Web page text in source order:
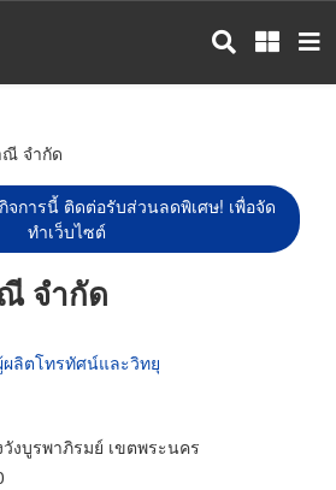
จำกัด
จการนี้ ติดต่อรับส่วนลดพิเศษ! เพื่อจัด
ทำเว็บไซต์
จำกัด
ลิตโทรทัศน์และวิทยุ
งบูรพาภิรมย์ เขตพระนคร